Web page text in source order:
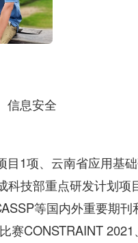
信息安全
目1项、云南省应用基
技部重点研发计划项
等国内外重要期
赛CONSTRAINT